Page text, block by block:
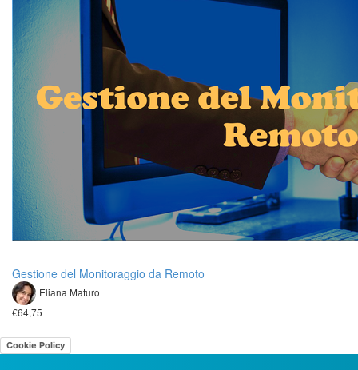
Gestione del Monitoraggio da Remoto
Eliana Maturo
€64,75
Cookie Policy